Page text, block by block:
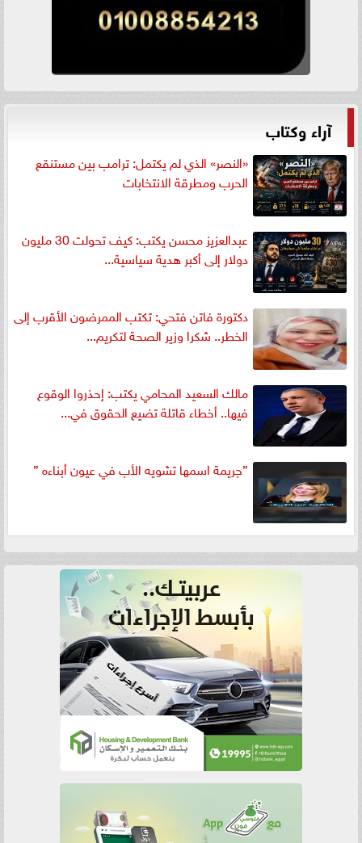
آراء وكتاب
«النصر» الذي لم يكتمل: ترامب بين مستنقع
الحرب ومطرقة الانتخابات
عبدالعزيز محسن يكتب: كيف تحولت 30 مليون
دولار إلى أكبر هدية سياسية...
دكتورة فاتن فتحي: تكتب الممرضون الأقرب إلى
الخطر.. شكرا وزير الصحة لتكريم...
مالك السعيد المحامي يكتب: إحذروا الوقوع
فيها.. أخطاء قاتلة تضيع الحقوق في...
”جريمة اسمها تشويه الأب في عيون أبناءه ”